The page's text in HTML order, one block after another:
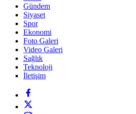
Gündem
Siyaset
Spor
Ekonomi
Foto Galeri
Video Galeri
Sağlık
Teknoloji
İletişim